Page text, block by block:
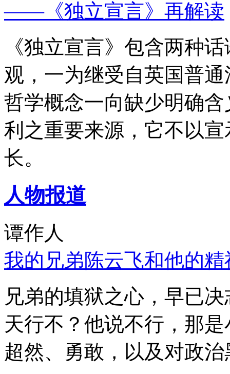
——《独立宣言》再解读
《独立宣言》包含两种
观，一为继受自英国普
哲学概念一向缺少明确
利之重要来源，它不以
长。
人物报道
谭作人
我的兄弟陈云飞和他的
兄弟的填狱之心，早已
天行不？他说不行，那
超然、勇敢，以及对政